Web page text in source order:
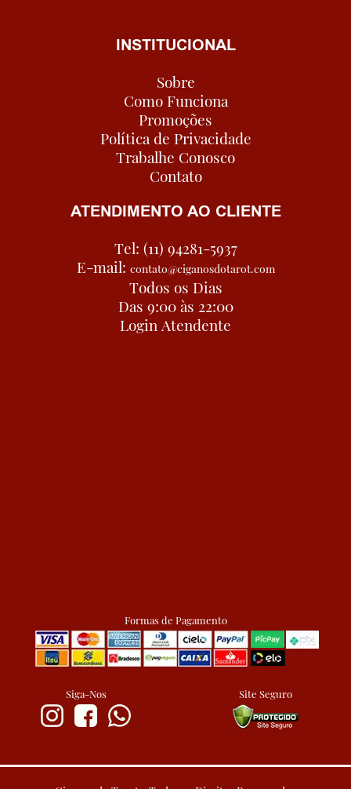
INSTITUCIONAL
Sobre
Como Funciona
Promoções
Política de Privacidade
Trabalhe Conosco
Contato
ATENDIMENTO AO CLIENTE
Tel: (11) 94281-5937
E-mail: contato@ciganosdotarot.com
Todos os Dias
Das 9:00 às 22:00
Login Atendente
Formas de Pagamento
Siga-Nos Site Seguro